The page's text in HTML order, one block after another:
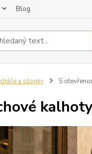
Blog
a silonky S